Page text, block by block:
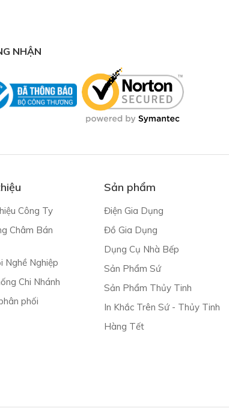
NHẬN
Công Ty
Châm Bán
Nghề Nghiệp
Chi Nhánh
phối
Sản phẩm
Điện Gia Dụng
Đồ Gia Dụng
Dụng Cụ Nhà Bếp
Sản Phẩm Sứ
Sản Phẩm Thủy Tinh
In Khắc Trên Sứ - Thủy Tinh
Hàng Tết